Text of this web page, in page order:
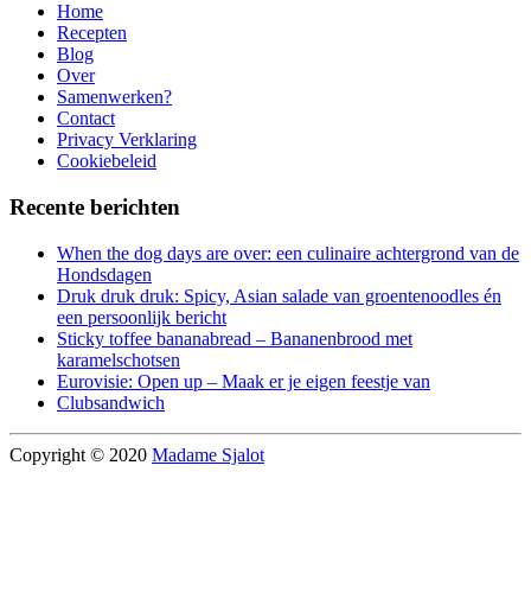
Home
Recepten
Blog
Over
Samenwerken?
Contact
Privacy Verklaring
Cookiebeleid
Recente berichten
When the dog days are over: een culinaire achtergrond van de
Hondsdagen
Druk druk druk: Spicy, Asian salade van groentenoodles én
een persoonlijk bericht
Sticky toffee bananabread – Bananenbrood met
karamelschotsen
Eurovisie: Open up – Maak er je eigen feestje van
Clubsandwich
Copyright © 2020 Madame Sjalot